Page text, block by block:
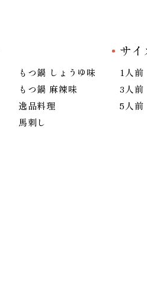
もつ鍋 しょうゆ味
もつ鍋 麻辣味
逸品料理
馬刺し
サイ
1人前
3人前
5人前